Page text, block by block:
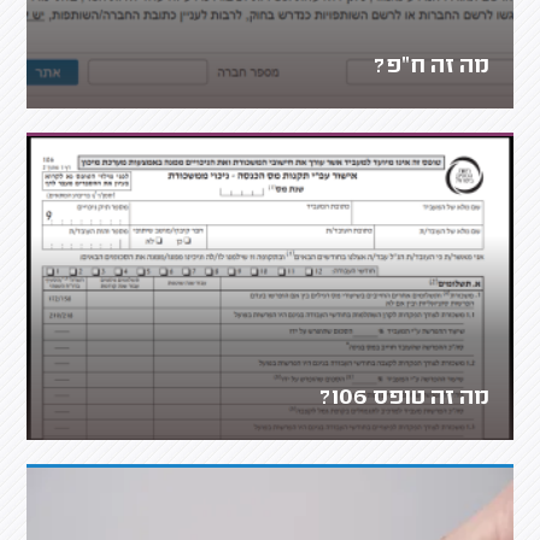
מה זה ח"פ?
מה זה טופס 106?